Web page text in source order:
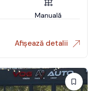
Manuală
Afișează detalii